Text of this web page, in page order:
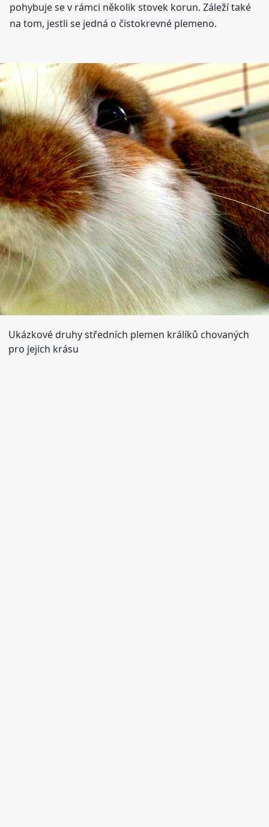
pohybuje se v rámci několik stovek korun. Záleží také
na tom, jestli se jedná o čistokrevné plemeno.
Ukázkové druhy středních plemen králíků chovaných
pro jejich krásu